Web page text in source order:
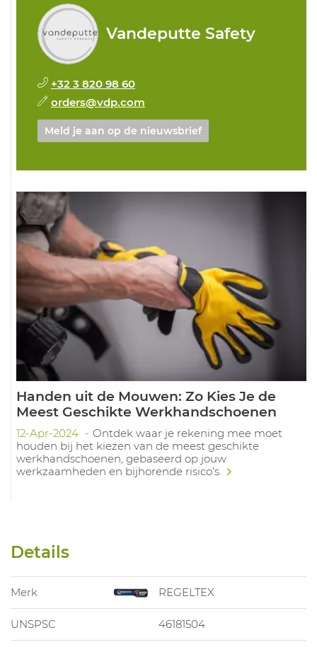
Vandeputte Safety
+32 3 820 98 60
orders@vdp.com
Meld je aan op de nieuwsbrief
Handen uit de Mouwen: Zo Kies Je de
Meest Geschikte Werkhandschoenen
12-Apr-2024
Ontdek waar je rekening mee moet
houden bij het kiezen van de meest geschikte
werkhandschoenen, gebaseerd op jouw
werkzaamheden en bijhorende risico’s.
Details
Merk REGELTEX
UNSPSC 46181504